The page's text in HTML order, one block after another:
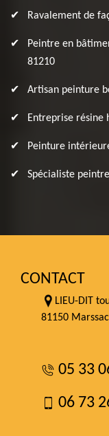
Ravalement de
Peintre en
81210
Artisan peinture
Entreprise résine
Peinture
Spécialiste
CONTACT
LIEU-DIT
81150
05 33
06 73